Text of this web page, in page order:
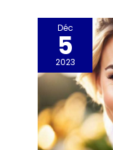
Déc
5
2023